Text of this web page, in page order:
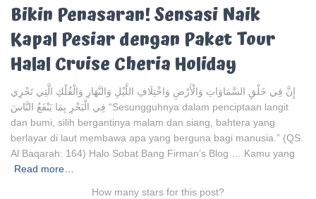
Bikin Penasaran! Sensasi Naik
Kapal Pesiar dengan Paket Tour
Halal Cruise Cheria Holiday
إِنَّ فِي خَلْقِ السَّمَاوَاتِ وَالْأَرْضِ وَاخْتِلَافِ اللَّيْلِ وَالنَّهَارِ وَالْفُلْكِ الَّتِي تَجْرِي
فِي الْبَحْرِ بِمَا يَنْفَعُ النَّاسَ “Sesungguhnya dalam penciptaan langit
dan bumi, silih bergantinya malam dan siang, bahtera yang
berlayar di laut membawa apa yang berguna bagi manusia.” (QS.
Al Baqarah: 164) Halo Sobat Bang Firman’s Blog … Kamu yang
Read more…
How many stars for this post?